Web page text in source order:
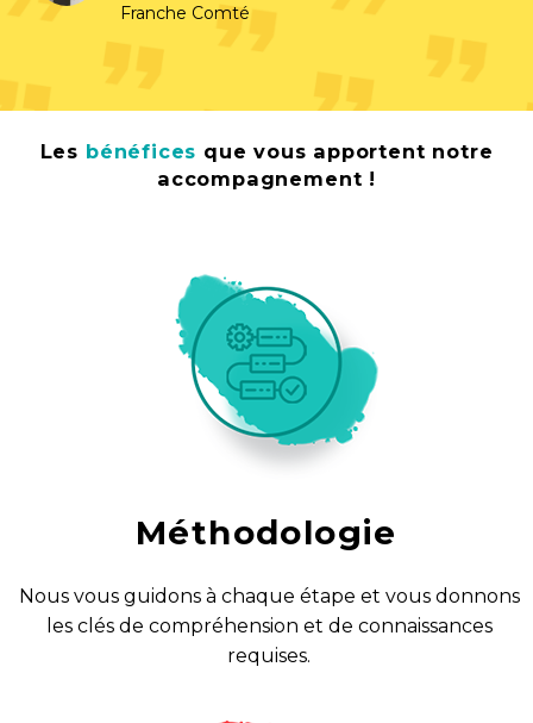
Franche Comté
Les bénéfices que vous apportent notre
accompagnement !
Méthodologie
Nous vous guidons à chaque étape et vous donnons
les clés de compréhension et de connaissances
requises.